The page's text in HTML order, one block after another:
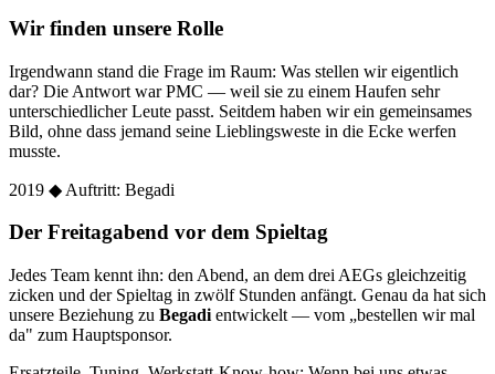
Wir finden unsere Rolle
Irgendwann stand die Frage im Raum: Was stellen wir eigentlich
dar? Die Antwort war PMC — weil sie zu einem Haufen sehr
unterschiedlicher Leute passt. Seitdem haben wir ein gemeinsames
Bild, ohne dass jemand seine Lieblingsweste in die Ecke werfen
musste.
2019 ◆ Auftritt: Begadi
Der Freitagabend vor dem Spieltag
Jedes Team kennt ihn: den Abend, an dem drei AEGs gleichzeitig
zicken und der Spieltag in zwölf Stunden anfängt. Genau da hat sich
unsere Beziehung zu Begadi entwickelt — vom „bestellen wir mal
da" zum Hauptsponsor.